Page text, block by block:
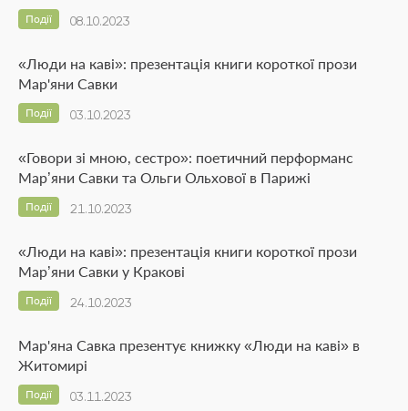
08.10.2023
Події
«Люди на каві»: презентація книги короткої прози
Мар'яни Савки
03.10.2023
Події
«Говори зі мною, сестро»: поетичний перформанс
Мар’яни Савки та Ольги Ольхової в Парижі
21.10.2023
Події
«Люди на каві»: презентація книги короткої прози
Мар’яни Савки у Кракові
24.10.2023
Події
Мар'яна Савка презентує книжку «Люди на каві» в
Житомирі
03.11.2023
Події